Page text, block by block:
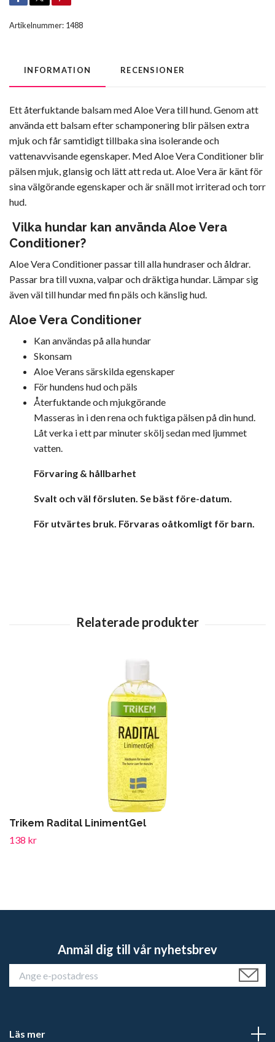
Artikelnummer: 1488
INFORMATION RECENSIONER
Ett återfuktande balsam med Aloe Vera till hund. Genom att
använda ett balsam efter schamponering blir pälsen extra
mjuk och får samtidigt tillbaka sina isolerande och
vattenavvisande egenskaper. Med Aloe Vera Conditioner blir
pälsen mjuk, glansig och lätt att reda ut. Aloe Vera är känt för
sina välgörande egenskaper och är snäll mot irriterad och torr
hud.
Vilka hundar kan använda Aloe Vera
Conditioner?
Aloe Vera Conditioner passar till alla hundraser och åldrar.
Passar bra till vuxna, valpar och dräktiga hundar. Lämpar sig
även väl till hundar med fin päls och känslig hud.
Aloe Vera Conditioner
Kan användas på alla hundar
Skonsam
Aloe Verans särskilda egenskaper
För hundens hud och päls
Återfuktande och mjukgörande
Masseras in i den rena och fuktiga pälsen på din hund.
Låt verka i ett par minuter skölj sedan med ljummet
vatten.
Förvaring & hållbarhet
Svalt och väl försluten. Se bäst före-datum.
För utvärtes bruk. Förvaras oåtkomligt för barn.
Trikem Radital LinimentGel
138 kr
Anmäl dig till vår nyhetsbrev
Läs mer